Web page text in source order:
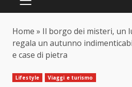
PRIMARY
Home » Il borgo dei misteri, un
regala un autunno
e case di pietra
Lifestyle Viaggi e turismo